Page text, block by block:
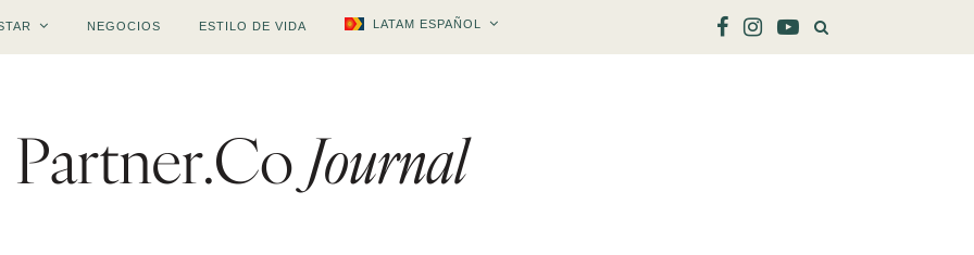
NEGOCIOS ESTILO DE VIDA LATAM ESPAÑOL